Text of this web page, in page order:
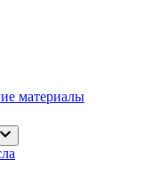
материалы